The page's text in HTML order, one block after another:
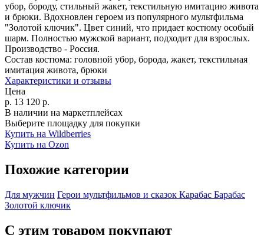
убор, бороду, стильный жакет, текстильную имитацию живота
и брюки. Вдохновлен героем из популярного мультфильма
"Золотой ключик". Цвет синий, что придает костюму особый
шарм. Полностью мужской вариант, подходит для взрослых.
Производство - Россия.
Состав костюма: головной убор, борода, жакет, текстильная
имитация живота, брюки
Характеристики и отзывы
Цена
р. 13 120 р.
В наличии на маркетплейсах
Выберите площадку для покупки
Купить на Wildberries
Купить на Ozon
Похожие категории
Для мужчин Герои мультфильмов и сказок Карабас Барабас
Золотой ключик
С этим товаром покупают